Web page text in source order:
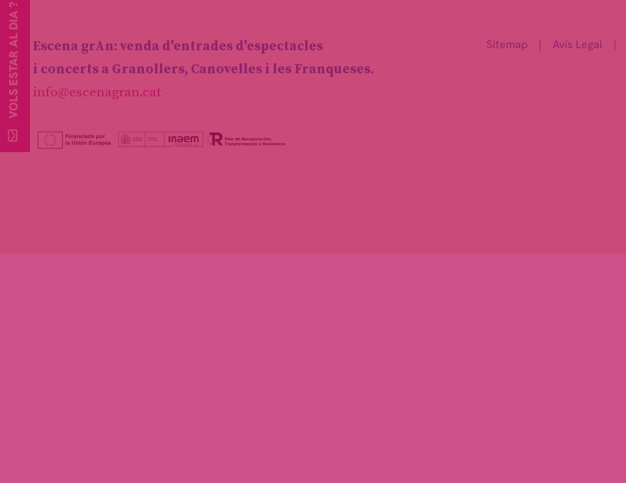
VOLS ESTAR AL DIA ?
Escena grAn: venda d'entrades d'espectacles
i concerts a Granollers, Canovelles i les Franqueses.
info@escenagran.cat
Sitemap | Avís Legal |